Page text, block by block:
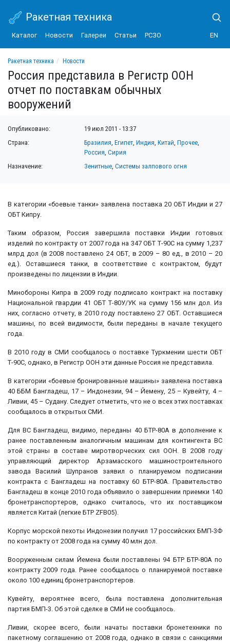
Ракетная техника
Каталог Новости Галереи Статьи РСЗО EN
Ракетная техника
Новости
Россия представила в Регистр ООН отчет по поставкам обычных вооружений
Россия представила в Регистр ООН
отчет по поставкам обычных
вооружений
Опубликовано:
19 июл 2011 - 13:37
Страна:
Бразилия,Египет,Индия,Китай,Прочее,
Россия,Сирия
Назначение:
Зенитные,Системы залпового огня
В категории «боевые танки» заявлена поставка 20 ОБТ Индии и 27
ОБТ Кипру.
Таким образом, Россия завершила поставки Индии готовых
изделий по контракту от 2007 года на 347 ОБТ Т-90С на сумму 1,237
млрд дол (в 2008 поставлено 24 ОБТ, в 2009 – 80 ед., в 2010 – 20
ед.). Оставшиеся танки, в соответствие с контрактом, будут
произведены по лицензии в Индии.
Минобороны Кипра в 2009 году подписало контракт на поставку
Национальной гвардии 41 ОБТ Т-80У/УК на сумму 156 млн дол. Из
них, согласно отчету, в 2010 году поставлено 27 ОБТ. Оставшиеся
машины, по всей видимости, были переданы в начале текущего
года.
В 2010 году в СМИ сообщалось о поставке Туркмении шести ОБТ
Т-90С, однако, в Регистр ООН эти данные Россия не представила.
В категории «боевые бронированные машины» заявлена поставка
40 ББМ Бангладеш, 17 – Индонезии, 94 – Йемену, 25 – Кувейту, 4 –
Ливии, 45 – Судану. Следует отметить, что не о всех этих поставках
сообщалось в открытых СМИ.
Для ВС Бангладеш, видимо, переданы 40 БТР-80А в дополнение к
ранее поставленным аналогичным машинам для контингента ВС
этой страны в составе миротворческих сил ООН. В 2008 году
управляющий директор Арзамасского машиностроительного
завода Василий Шупранов заявил о планируемом подписании
контракта с Бангладеш на поставку 60 БТР-80А. Правительство
Бангладеш в конце 2010 года объявило о завершении приемки 140
бронетранспортеров, однако считалось, что их поставщиком
является Китай (легкие БТР ZFB05).
Корпус морской пехоты Индонезии получил 17 российских БМП-3Ф
по контракту от 2008 года на сумму 40 млн дол.
Вооруженным силам Йемена были поставлены 94 БТР БТР-80А по
контракту 2009 года. Ранее сообщалось о планируемой поставке
около 100 единиц бронетранспортеров.
Кувейту, вероятнее всего, была поставлена дополнительная
партия БМП-3. Об этой сделке в СМИ не сообщалось.
Ливии, скорее всего, были начаты поставки бронетехники по
пакетному соглашению от 2008 года, однако в связи с санкциями